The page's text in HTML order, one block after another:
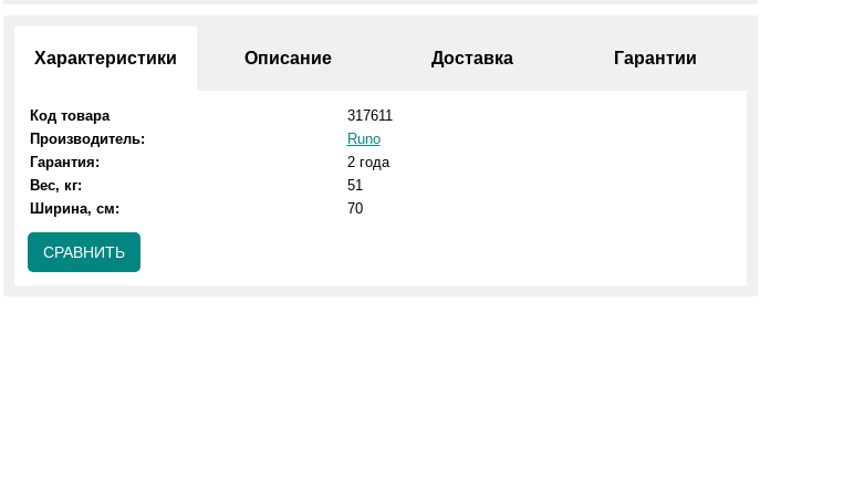
Характеристики Описание Доставка Гарантии
Код товара
317611
Производитель:
Runo
Гарантия:
2 года
Вес, кг:
51
Ширина, см:
70
СРАВНИТЬ